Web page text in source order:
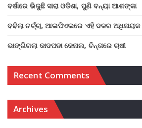
ବର୍ଷାରେ ଭିଜୁଛି ସାରା ଓଡିଶା, ପୁଣି ବନ୍ୟା ଆଶଙ୍କା
ବଢିଲା ଚର୍ଚ୍ଚା, ଆଇପିଏଲରେ ଏହି ଦଳର ଅଧିନାୟକ
ଭାଙ୍ଗିଗଲା କାଦପଡା କେନାଲ, ଚିନ୍ତାରେ ଚାଷୀ
Recent Comments
Archives